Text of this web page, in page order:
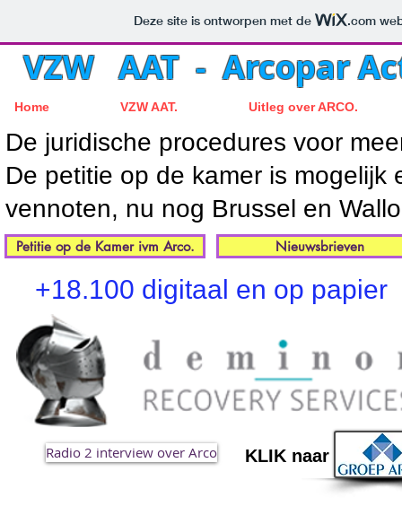
Deze site is ontworpen met de .com
VZW AAT - Arcopar
Home VZW AAT. Uitleg over ARCO.
De juridische procedures voor
De petitie op de kamer is
vennoten, nu nog Brussel en
Petitie op de Kamer ivm Arco. Nieuwsbrieven
+18.100 digitaal en op papier
Radio 2 interview over Arco KLIK naar